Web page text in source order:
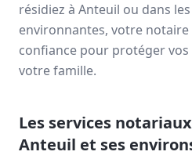
résidiez à Anteuil ou dans
environnantes, votre
confiance pour protéger
votre famille.
Les services
Anteuil et ses